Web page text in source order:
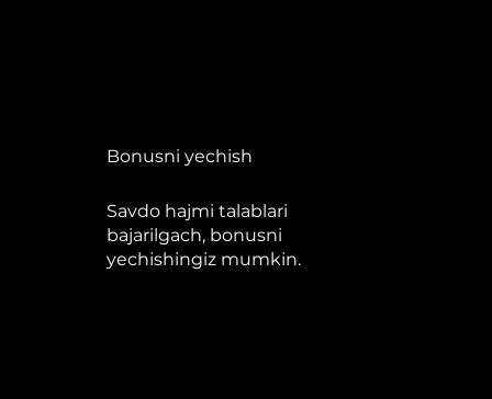
Bonusni yechish
Savdo hajmi talablari
bajarilgach, bonusni
yechishingiz mumkin.